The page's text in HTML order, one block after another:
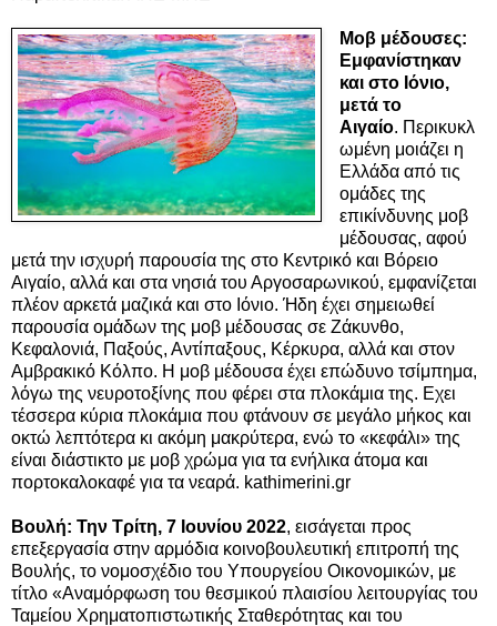
Μοβ μέδουσες:
Εμφανίστηκαν
και στο Ιόνιο,
μετά το
Αιγαίο. Περικυκλ
ωμένη μοιάζει η
Ελλάδα από τις
ομάδες της
επικίνδυνης μοβ
μέδουσας, αφού
μετά την ισχυρή παρουσία της στο Κεντρικό και Βόρειο
Αιγαίο, αλλά και στα νησιά του Αργοσαρωνικού, εμφανίζεται
πλέον αρκετά μαζικά και στο Ιόνιο. Ήδη έχει σημειωθεί
παρουσία ομάδων της μοβ μέδουσας σε Ζάκυνθο,
Κεφαλονιά, Παξούς, Αντίπαξους, Κέρκυρα, αλλά και στον
Αμβρακικό Κόλπο. Η μοβ μέδουσα έχει επώδυνο τσίμπημα,
λόγω της νευροτοξίνης που φέρει στα πλοκάμια της. Εχει
τέσσερα κύρια πλοκάμια που φτάνουν σε μεγάλο μήκος και
οκτώ λεπτότερα κι ακόμη μακρύτερα, ενώ το «κεφάλι» της
είναι διάστικτο με μοβ χρώμα για τα ενήλικα άτομα και
πορτοκαλοκαφέ για τα νεαρά. kathimerini.gr
Βουλή: Την Τρίτη, 7 Ιουνίου 2022, εισάγεται προς
επεξεργασία στην αρμόδια κοινοβουλευτική επιτροπή της
Βουλής, το νομοσχέδιο του Υπουργείου Οικονομικών, με
τίτλο «Αναμόρφωση του θεσμικού πλαισίου λειτουργίας του
Ταμείου Χρηματοπιστωτικής Σταθερότητας και του